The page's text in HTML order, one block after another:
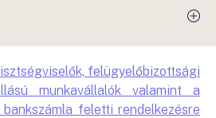
felügyelőbizottsági
munkavállalók valamint a
feletti rendelkezésre